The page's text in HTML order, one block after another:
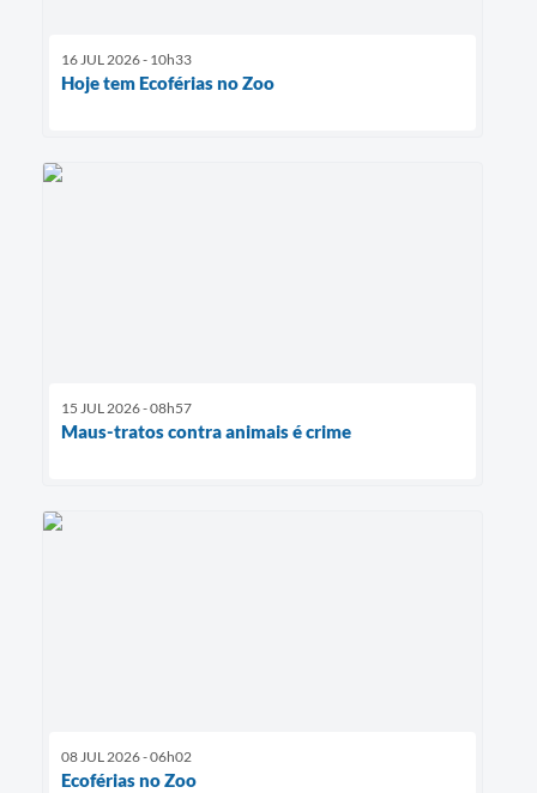
16 JUL 2026 - 10h33
Hoje tem Ecoférias no Zoo
15 JUL 2026 - 08h57
Maus-tratos contra animais é crime
08 JUL 2026 - 06h02
Ecoférias no Zoo